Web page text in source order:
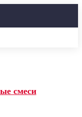
смеси